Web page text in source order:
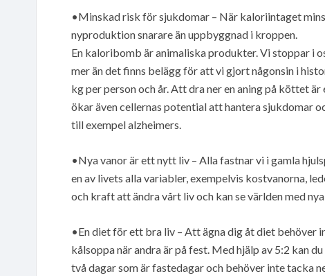
•Minskad risk för sjukdomar – När kaloriintaget
nyproduktion snarare än uppbyggnad i kroppen.
En kaloribomb är animaliska produkter. Vi stoppar i
mer än det finns belägg för att vi gjort någonsin i
kg per person och år. Att dra ner en aning på köttet
ökar även cellernas potential att hantera sjukdomar
till exempel alzheimers.
•Nya vanor är ett nytt liv – Alla fastnar vi i gamla
en av livets alla variabler, exempelvis kostvanorna,
och kraft att ändra vårt liv och kan se världen med
•En diet för ett bra liv – Att ägna dig åt diet behöver
kålsoppa när andra är på fest. Med hjälp av 5:2 kan
två dagar som är fastedagar och behöver inte